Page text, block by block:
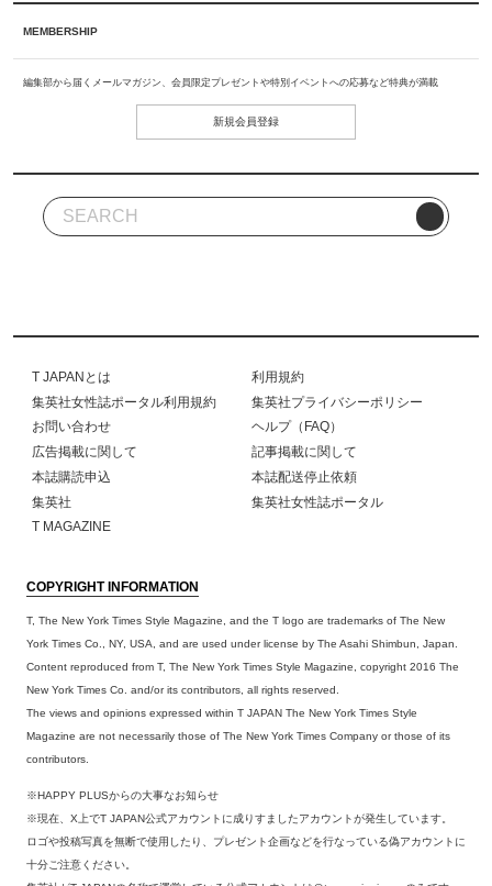
MEMBERSHIP
編集部から届くメールマガジン、会員限定プレゼントや特別イベントへの応募など特典が満載
新規会員登録
T JAPANとは
利用規約
集英社女性誌ポータル利用規約
集英社プライバシーポリシー
お問い合わせ
ヘルプ（FAQ）
広告掲載に関して
記事掲載に関して
本誌購読申込
本誌配送停止依頼
集英社
集英社女性誌ポータル
T MAGAZINE
COPYRIGHT INFORMATION
T, The New York Times Style Magazine, and the T logo are trademarks of The New
York Times Co., NY, USA, and are used under license by The Asahi Shimbun, Japan.
Content reproduced from T, The New York Times Style Magazine, copyright 2016 The
New York Times Co. and/or its contributors, all rights reserved.
The views and opinions expressed within T JAPAN The New York Times Style
Magazine are not necessarily those of The New York Times Company or those of its
contributors.
※HAPPY PLUSからの大事なお知らせ
※現在、X上でT JAPAN公式アカウントに成りすましたアカウントが発生しています。
ロゴや投稿写真を無断で使用したり、プレゼント企画などを行なっている偽アカウントに
十分ご注意ください。